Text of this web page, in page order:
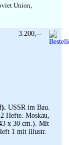
Union,
USSR im Bau.
Hefte. Moskau,
x 30 cm.). Mit
1 mit illustr.
3.200,--